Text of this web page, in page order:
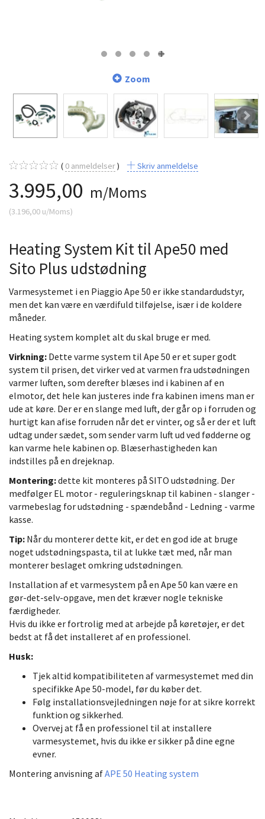
Zoom
0 anmeldelser Skriv anmeldelse
3.995,00 m/Moms
(3.196,00 u/Moms)
Heating System Kit til Ape50 med
Sito Plus udstødning
Varmesystemet i en Piaggio Ape 50 er ikke standardudstyr,
men det kan være en værdifuld tilføjelse, især i de koldere
måneder.
Heating system komplet alt du skal bruge er med.
Virkning: Dette varme system til Ape 50 er et super godt
system til prisen, det virker ved at varmen fra udstødningen
varmer luften, som derefter blæses ind i kabinen af en
elmotor, det hele kan justeres inde fra kabinen imens man er
ude at køre. Der er en slange med luft, der går op i forruden og
hurtigt kan afise forruden når det er vinter, og så er der et luft
udtag under sædet, som sender varm luft ud ved fødderne og
kan varme hele kabinen op. Blæserhastigheden kan
indstilles på en drejeknap.
Montering:dette kit monteres på SITO udstødning. Der
medfølger EL motor - reguleringsknap til kabinen - slanger -
varmebeslag for udstødning - spændebånd - Ledning - varme
kasse.
Tip: Når du monterer dette kit, er det en god ide at bruge
noget udstødningspasta, til at lukke tæt med, når man
monterer beslaget omkring udstødningen.
Installation af et varmesystem på en Ape 50 kan være en
gør-det-selv-opgave, men det kræver nogle tekniske
færdigheder.
Hvis du ikke er fortrolig med at arbejde på køretøjer, er det
bedst at få det installeret af en professionel.
Husk:
Tjek altid kompatibiliteten af varmesystemet med din
specifikke Ape 50-model, før du køber det.
Følg installationsvejledningen nøje for at sikre korrekt
funktion og sikkerhed.
Overvej at få en professionel til at installere
varmesystemet, hvis du ikke er sikker på dine egne
evner.
Montering anvisning afAPE 50 Heating system